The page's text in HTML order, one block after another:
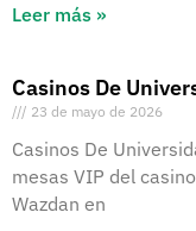
Leer más »
Casinos De
23 de mayo de 2026
Casinos De
mesas VIP del
Wazdan en